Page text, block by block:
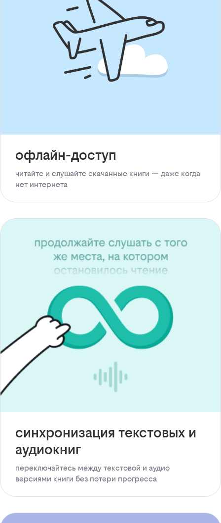
офлайн-доступ
читайте и слушайте скачанные книги — даже когда
нет интернета
синхронизация текстовых и
аудиокниг
переключайтесь между текстовой и аудио
версиями книги без потери прогресса